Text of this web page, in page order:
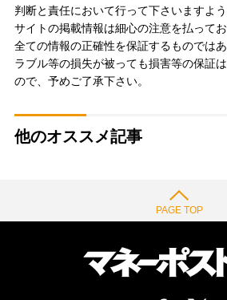
判断と責任において行って下さいますよ
サイトの掲載情報は細心の注意を払って
全ての情報の正確性を保証するものでは
ラブル等の損失が被っても損害等の保証
ので、予めご了承下さい。
他のオススメ記事
PAGE TOP